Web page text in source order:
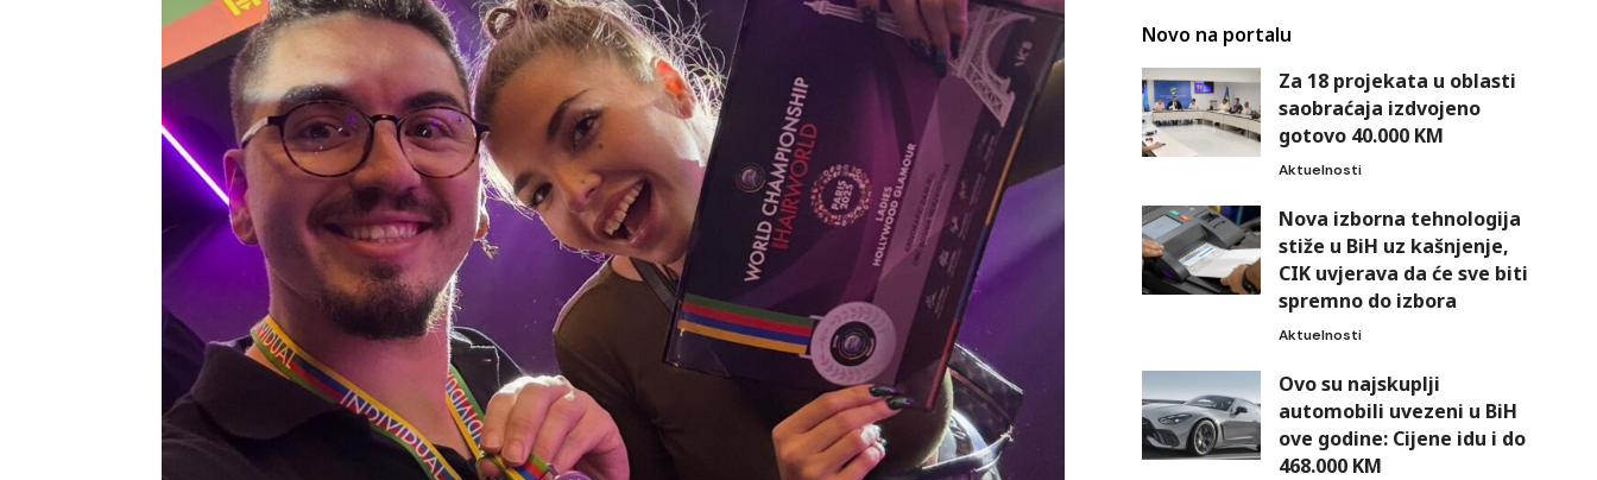
Novo na portalu
Za 18 projekata u oblasti
saobraćaja izdvojeno
gotovo 40.000 KM
Aktuelnosti
Nova izborna tehnologija
stiže u BiH uz kašnjenje,
CIK uvjerava da će sve biti
spremno do izbora
Aktuelnosti
Ovo su najskuplji
automobili uvezeni u BiH
ove godine: Cijene idu i do
468.000 KM